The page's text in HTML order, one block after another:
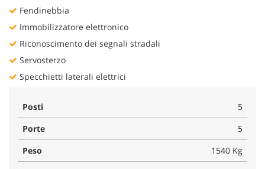
Fendinebbia
Immobilizzatore elettronico
Riconoscimento dei segnali stradali
Servosterzo
Specchietti laterali elettrici
Posti
5
Porte
5
Peso
1540 Kg